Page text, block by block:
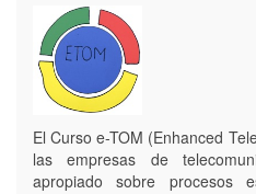
El Curso e-TOM (Enhanced
las empresas de
apropiado sobre procesos